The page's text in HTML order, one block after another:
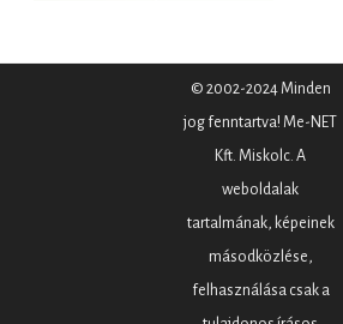
© 2002-2024 Minden
jog fenntartva! Me-NET
Kft. Miskolc. A
weboldalak
tartalmának, képeinek
másodközlése,
felhasználása csak a